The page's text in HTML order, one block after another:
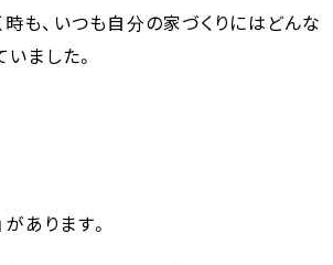
も、いつも自分の家づくりにはどんな
ました。
あります。